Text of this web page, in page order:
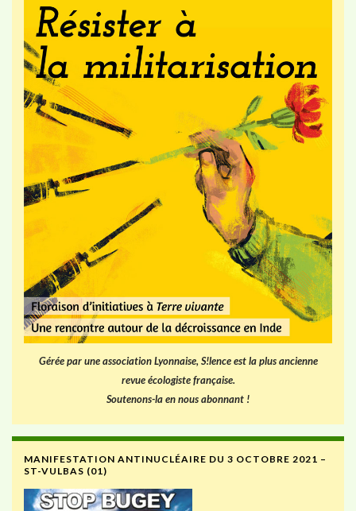
Gérée par une association Lyonnaise, S!lence est la plus ancienne
revue écologiste française.
Soutenons-la en nous abonnant !
MANIFESTATION ANTINUCLÉAIRE DU 3 OCTOBRE 2021 –
ST-VULBAS (01)